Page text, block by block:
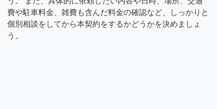
費や駐車料金、雑費も含んだ料金の確認など、しっかりと
個別相談をしてから本契約をするかどうかを決めましょ
う。